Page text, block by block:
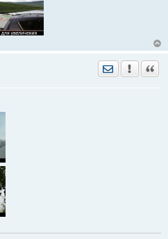
Отправить